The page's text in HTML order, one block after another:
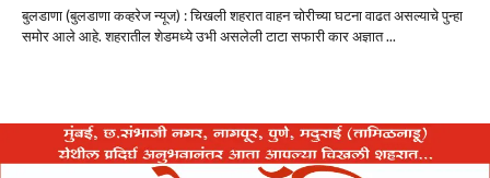
बुलडाणा (बुलडाणा कव्हरेज न्यूज) : चिखली शहरात वाहन चोरीच्या घटना वाढत असल्याचे पुन्हा
समोर आले आहे. शहरातील शेडमध्ये उभी असलेली टाटा सफारी कार अज्ञात ...